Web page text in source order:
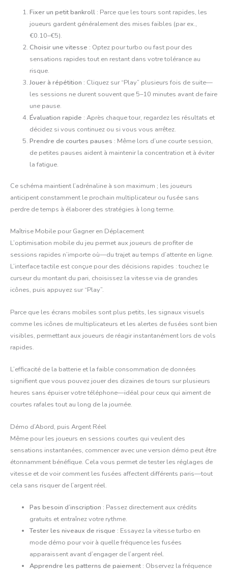
Fixer un petit bankroll : Parce que les tours sont rapides, les
joueurs gardent généralement des mises faibles (par ex.,
€0.10–€5).
Choisir une vitesse : Optez pour turbo ou fast pour des
sensations rapides tout en restant dans votre tolérance au
risque.
Jouer à répétition : Cliquez sur “Play” plusieurs fois de suite—
les sessions ne durent souvent que 5–10 minutes avant de faire
une pause.
Évaluation rapide : Après chaque tour, regardez les résultats et
décidez si vous continuez ou si vous vous arrêtez.
Prendre de courtes pauses : Même lors d’une courte session,
de petites pauses aident à maintenir la concentration et à éviter
la fatigue.
Ce schéma maintient l’adrénaline à son maximum ; les joueurs
anticipent constamment le prochain multiplicateur ou fusée sans
perdre de temps à élaborer des stratégies à long terme.
Maîtrise Mobile pour Gagner en Déplacement
L’optimisation mobile du jeu permet aux joueurs de profiter de
sessions rapides n’importe où—du trajet au temps d’attente en ligne.
L’interface tactile est conçue pour des décisions rapides : touchez le
curseur du montant du pari, choisissez la vitesse via de grandes
icônes, puis appuyez sur “Play”.
Parce que les écrans mobiles sont plus petits, les signaux visuels
comme les icônes de multiplicateurs et les alertes de fusées sont bien
visibles, permettant aux joueurs de réagir instantanément lors de vols
rapides.
L’efficacité de la batterie et la faible consommation de données
signifient que vous pouvez jouer des dizaines de tours sur plusieurs
heures sans épuiser votre téléphone—idéal pour ceux qui aiment de
courtes rafales tout au long de la journée.
Démo d’Abord, puis Argent Réel
Même pour les joueurs en sessions courtes qui veulent des
sensations instantanées, commencer avec une version démo peut être
étonnamment bénéfique. Cela vous permet de tester les réglages de
vitesse et de voir comment les fusées affectent différents paris—tout
cela sans risquer de l’argent réel.
Pas besoin d’inscription : Passez directement aux crédits
gratuits et entraînez votre rythme.
Tester les niveaux de risque : Essayez la vitesse turbo en
mode démo pour voir à quelle fréquence les fusées
apparaissent avant d’engager de l’argent réel.
Apprendre les patterns de paiement : Observez la fréquence